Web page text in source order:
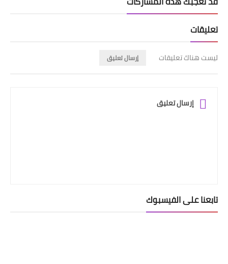
تعليقات
ليست هناك تعليقات إرسال تعليق
إرسال تعليق
تابعنا على الفيسبوك